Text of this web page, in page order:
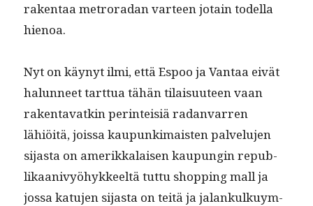
rak­en­taa metro­radan var­teen jotain todel­la
hienoa.
Nyt on käynyt ilmi, että Espoo ja Van­taa eivät
halun­neet tart­tua tähän tilaisu­u­teen vaan
rak­en­ta­vatkin per­in­teisiä radan­var­ren
lähiöitä, jois­sa kaupunki­mais­ten palvelu­jen
sijas­ta on amerikkalaisen kaupun­gin repub­
likaanivyöhyk­keeltä tut­tu shop­ping mall ja
jos­sa katu­jen sijas­ta on teitä ja jalankulkuym­